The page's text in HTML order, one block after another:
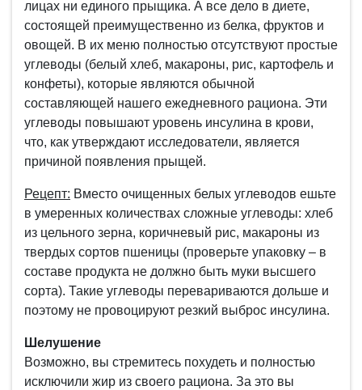
лицах ни единого прыщика. А все дело в диете,
состоящей преимущественно из белка, фруктов и
овощей. В их меню полностью отсутствуют простые
углеводы (белый хлеб, макароны, рис, картофель и
конфеты), которые являются обычной
составляющей нашего ежедневного рациона. Эти
углеводы повышают уровень инсулина в крови,
что, как утверждают исследователи, является
причиной появления прыщей.
Рецепт: Вместо очищенных белых углеводов ешьте
в умеренных количествах сложные углеводы: хлеб
из цельного зерна, коричневый рис, макароны из
твердых сортов пшеницы (проверьте упаковку – в
составе продукта не должно быть муки высшего
сорта). Такие углеводы перевариваются дольше и
поэтому не провоцируют резкий выброс инсулина.
Шелушение
Возможно, вы стремитесь похудеть и полностью
исключили жир из своего рациона. За это вы